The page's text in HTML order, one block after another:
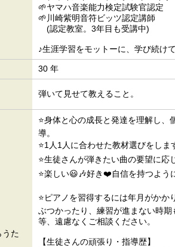
🌱ヤマハ音楽能力検定試験官認定
🌱川崎紫明音符ビッツ認定講師
(認定教室。3年目も受講中)
♪生涯学習をモットーに、学び続け
30 年
弾いて見せて教えること。
うた
⭐身体と心の成長と発達を理解し
導。
⭐1人1人に合わせた教材選びをしま
⭐生徒さんが弾きたい曲の要望に応
⭐楽しい😃🎶好き❤️自信を持つよう
⭐ピアノを習得するには年月がか
ぶつかったり、練習が進まない時
等、遠慮なくご相談ください。
【生徒さんの頑張り・指導歴】